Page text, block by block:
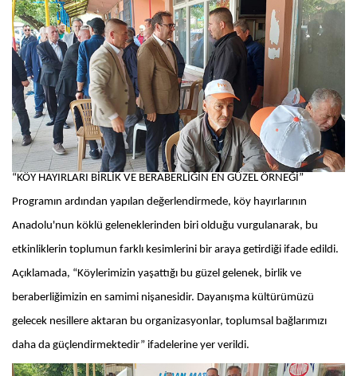
“KÖY HAYIRLARI BİRLİK VE BERABERLİĞİN EN GÜZEL ÖRNEĞİ”
Programın ardından yapılan değerlendirmede, köy hayırlarının
Anadolu'nun köklü geleneklerinden biri olduğu vurgulanarak, bu
etkinliklerin toplumun farklı kesimlerini bir araya getirdiği ifade edildi.
Açıklamada, “Köylerimizin yaşattığı bu güzel gelenek, birlik ve
beraberliğimizin en samimi nişanesidir. Dayanışma kültürümüzü
gelecek nesillere aktaran bu organizasyonlar, toplumsal bağlarımızı
daha da güçlendirmektedir” ifadelerine yer verildi.